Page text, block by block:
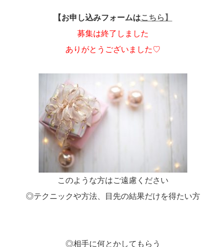
【お申し込みフォームはこちら】
募集は終了しました
ありがとうございました♡
このような方はご遠慮ください
◎テクニックや方法、目先の結果だけを得たい方
◎相手に何とかしてもらう